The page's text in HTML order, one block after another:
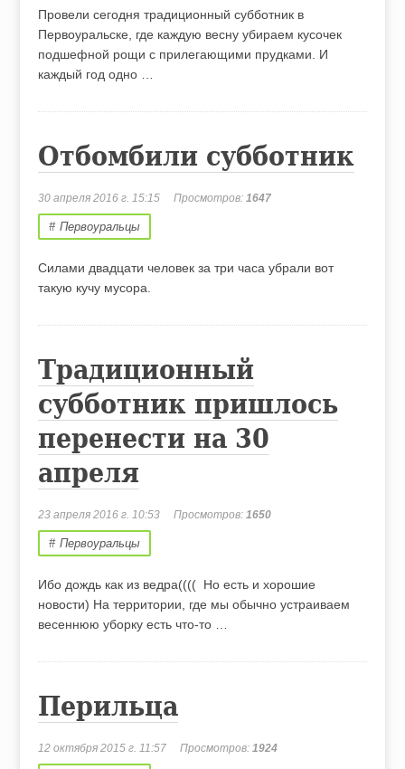
Провели сегодня традиционный субботник в
Первоуральске, где каждую весну убираем кусочек
подшефной рощи с прилегающими прудками. И
каждый год одно …
Отбомбили субботник
30 апреля 2016 г. 15:15 Просмотров:1647
Первоуральцы
Силами двадцати человек за три часа убрали вот
такую кучу мусора.
Традиционный
субботник пришлось
перенести на 30
апреля
23 апреля 2016 г. 10:53 Просмотров:1650
Первоуральцы
Ибо дождь как из ведра(((( Но есть и хорошие
новости) На территории, где мы обычно устраиваем
весеннюю уборку есть что-то …
Перильца
12 октября 2015 г. 11:57 Просмотров:1924